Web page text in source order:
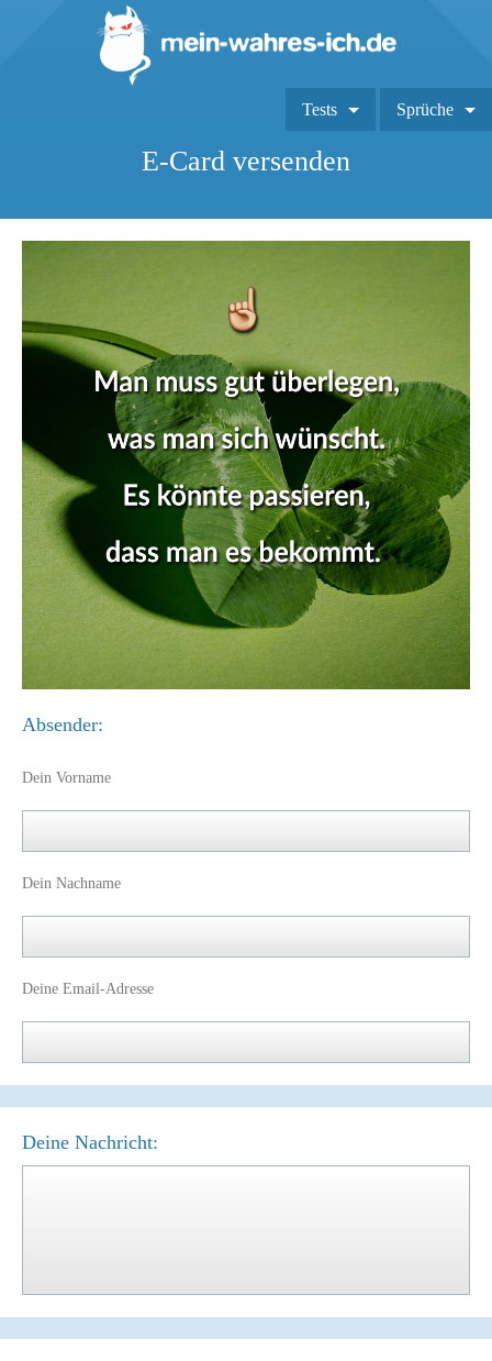
Tests Sprüche
E-Card versenden
Absender:
Dein Vorname
Dein Nachname
Deine Email-Adresse
Deine Nachricht: